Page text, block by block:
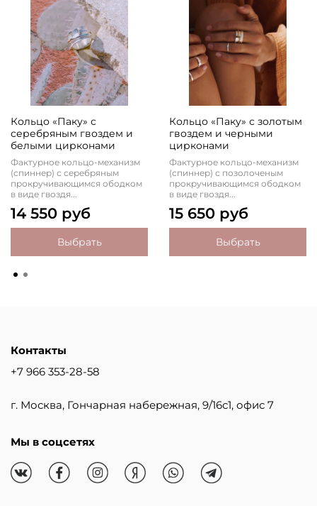
Кольцо «Паку» с
серебряным гвоздем и
белыми цирконами
Фактурное кольцо-механизм
(спиннер) с серебряным
прокручивающимся ободком
в виде гвоздя...
14 550 руб
Выбрать
Кольцо «Паку» с золотым
гвоздем и черными
цирконами
Фактурное кольцо-механизм
(спиннер) с позолоченым
прокручивающимся ободком
в виде гвоздя...
15 650 руб
Выбрать
Контакты
+7 966 353-28-58
г. Москва, Гончарная набережная, 9/16с1, офис 7
Мы в соцсетях